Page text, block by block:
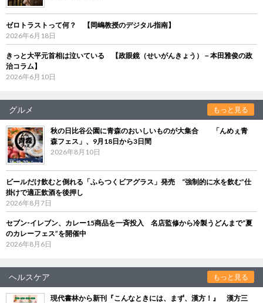
ゼロトラストって何？ 【岡嶋教授のデジタル指南】
2026年6月18日
きっと大平元首相は泣いている 【政眼鏡（せいがんきょう）－本田雅俊の政
治コラム】
2026年6月10日
グルメ もっと見る
秋の日比谷公園に青森のおいしいものが大集合 「んめぇ青
森フェス」、9月18日から3日間
2026年8月10日
ビールだけ飲むと倒れる「ふらつくビアグラス」発売 “強制的に水を飲む”仕
掛けで適正飲酒を後押し
2026年8月7日
セブン‐イレブン、カレー15商品を一斉投入 名店監修から冷製うどんまで“夏
のカレーフェス”を開催中
2026年8月6日
ヘルスケア もっと見る
現代書林から新刊『こんなときには、まず、漢方！』 漢方三